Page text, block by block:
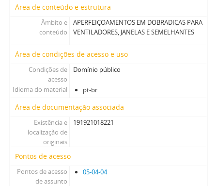
Área de conteúdo e estrutura
Âmbito e
conteúdo
APERFEIÇOAMENTOS EM DOBRADIÇAS PARA
VENTILADORES, JANELAS E SEMELHANTES
Área de condições de acesso e uso
Condições de
acesso
Domínio público
Idioma do material pt-br
Área de documentação associada
Existência e
localização de
originais
191921018221
Pontos de acesso
Pontos de acesso
de assunto
05-04-04